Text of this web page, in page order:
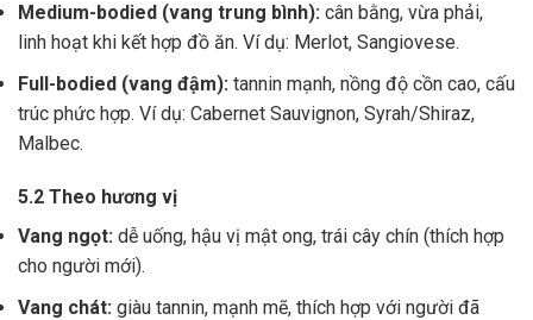
Medium-bodied (vang trung bình): cân bằng, vừa phải,
linh hoạt khi kết hợp đồ ăn. Ví dụ: Merlot, Sangiovese.
Full-bodied (vang đậm): tannin mạnh, nồng độ cồn cao, cấu
trúc phức hợp. Ví dụ: Cabernet Sauvignon, Syrah/Shiraz,
Malbec.
5.2 Theo hương vị
Vang ngọt: dễ uống, hậu vị mật ong, trái cây chín (thích hợp
cho người mới).
Vang chát: giàu tannin, mạnh mẽ, thích hợp với người đã